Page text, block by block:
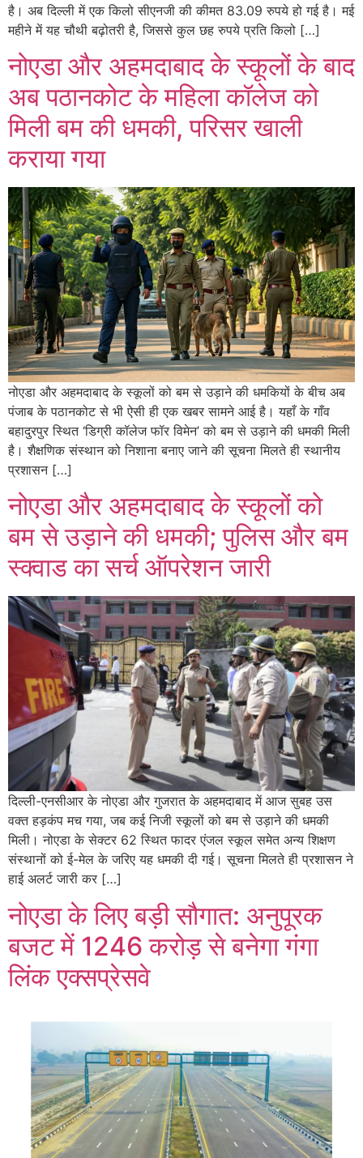
है। अब दिल्ली में एक किलो सीएनजी की कीमत 83.09 रुपये हो गई है। मई
महीने में यह चौथी बढ़ोतरी है, जिससे कुल छह रुपये प्रति किलो […]
नोएडा और अहमदाबाद के स्कूलों के बाद
अब पठानकोट के महिला कॉलेज को
मिली बम की धमकी, परिसर खाली
कराया गया
नोएडा और अहमदाबाद के स्कूलों को बम से उड़ाने की धमकियों के बीच अब
पंजाब के पठानकोट से भी ऐसी ही एक खबर सामने आई है। यहाँ के गाँव
बहादुरपुर स्थित ‘डिग्री कॉलेज फॉर विमेन’ को बम से उड़ाने की धमकी मिली
है। शैक्षणिक संस्थान को निशाना बनाए जाने की सूचना मिलते ही स्थानीय
प्रशासन […]
नोएडा और अहमदाबाद के स्कूलों को
बम से उड़ाने की धमकी; पुलिस और बम
स्क्वाड का सर्च ऑपरेशन जारी
दिल्ली-एनसीआर के नोएडा और गुजरात के अहमदाबाद में आज सुबह उस
वक्त हड़कंप मच गया, जब कई निजी स्कूलों को बम से उड़ाने की धमकी
मिली। नोएडा के सेक्टर 62 स्थित फादर एंजल स्कूल समेत अन्य शिक्षण
संस्थानों को ई-मेल के जरिए यह धमकी दी गई। सूचना मिलते ही प्रशासन ने
हाई अलर्ट जारी कर […]
नोएडा के लिए बड़ी सौगात: अनुपूरक
बजट में 1246 करोड़ से बनेगा गंगा
लिंक एक्सप्रेसवे